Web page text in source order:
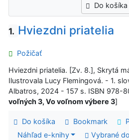
Do košíka
1. Hviezdni priatelia
Požičať
Hviezdni priatelia. [Zv. 8.], Skrytá
Ilustrovala Lucy Flemingová. - 1.
Albatros, 2024 - 157 s. ISBN
voľných 3, Vo voľnom výbere 3]
Do košíka Bookmark
Náhľad e-knihy
Vybrané